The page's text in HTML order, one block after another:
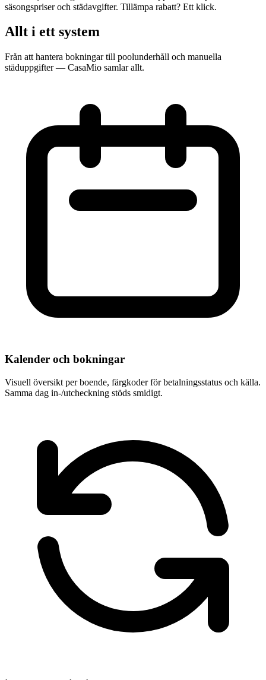
säsongspriser och städavgifter. Tillämpa rabatt? Ett klick.
Allt i ett system
Från att hantera bokningar till poolunderhåll och manuella
städuppgifter — CasaMio samlar allt.
Kalender och bokningar
Visuell översikt per boende, färgkoder för betalningsstatus och källa.
Samma dag in-/utcheckning stöds smidigt.